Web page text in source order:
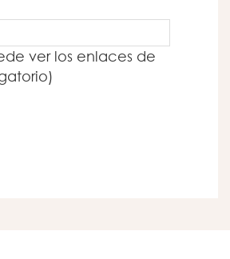
ver los enlaces de